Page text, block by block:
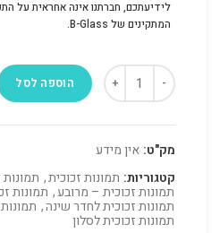
לידיעתכם, חברתנו אינה אחראית על
המתקינים של B-Glass.
הוספה לסל
מק"ט: אין מידע
קטגוריות: תמונות זכוכית, תמונות
תמונות זכוכית – מרובע, תמונות
תמונות זכוכית לחדר שינה,
תמונות זכוכית לסלון